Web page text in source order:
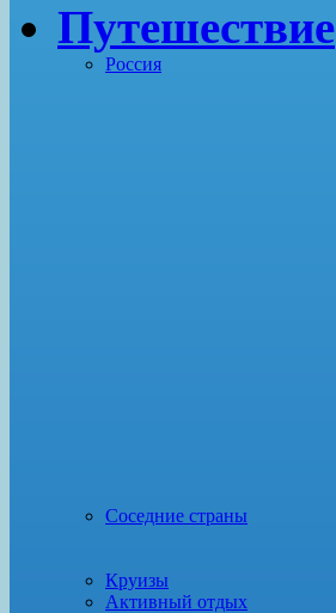
Путешествие
Россия
Соседние страны
Круизы
Активный отдых